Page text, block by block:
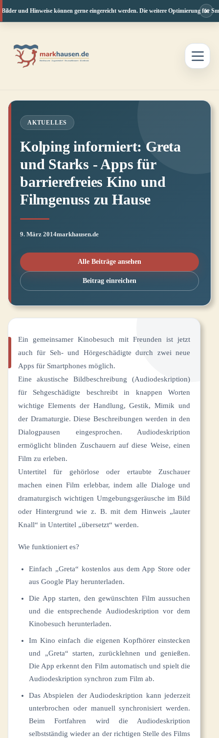
und Hinweise können gerne eingereicht werden. Die weitere Optimierung für×
springen
AKTUELLES
Kolping informiert: Greta
und Starks - Apps für
barrierefreies Kino und
Filmgenuss zu Hause
9. März 2014markhausen.de
Alle Beiträge ansehen
Beitrag einreichen
Ein gemeinsamer Kinobesuch mit Freunden ist jetzt
auch für Seh- und Hörgeschädigte durch zwei neue
Apps für Smartphones möglich.
Eine akustische Bildbeschreibung (Audiodeskription)
für Sehgeschädigte beschreibt in knappen Worten
wichtige Elements der Handlung, Gestik, Mimik und
der Dramaturgie. Diese Beschreibungen werden in den
Dialogpausen eingesprochen. Audiodeskription
ermöglicht blinden Zuschauern auf diese Weise, einen
Film zu erleben.
Untertitel für gehörlose oder ertaubte Zuschauer
machen einen Film erlebbar, indem alle Dialoge und
dramaturgisch wichtigen Umgebungsgeräusche im Bild
oder Hintergrund wie z. B. mit dem Hinweis „lauter
Knall“ in Untertitel „übersetzt“ werden.
Wie funktioniert es?
Einfach „Greta“ kostenlos aus dem App Store oder
aus Google Play herunterladen.
Die App starten, den gewünschten Film aussuchen
und die entsprechende Audiodeskription vor dem
Kinobesuch herunterladen.
Im Kino einfach die eigenen Kopfhörer einstecken
und „Greta“ starten, zurücklehnen und genießen.
Die App erkennt den Film automatisch und spielt die
Audiodeskription synchron zum Film ab.
Das Abspielen der Audiodeskription kann jederzeit
unterbrochen oder manuell synchronisiert werden.
Beim Fortfahren wird die Audiodeskription
selbstständig wieder an der richtigen Stelle des Films